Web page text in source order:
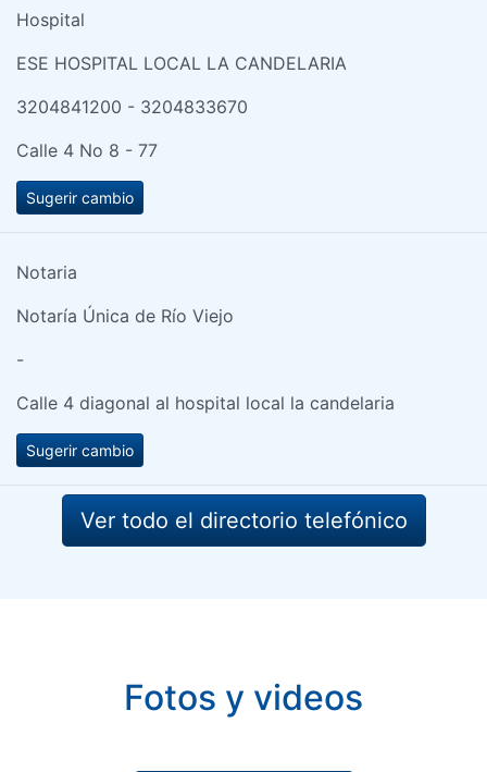
Hospital
ESE HOSPITAL LOCAL LA CANDELARIA
3204841200 - 3204833670
Calle 4 No 8 - 77
Sugerir cambio
Notaria
Notaría Única de Río Viejo
-
Calle 4 diagonal al hospital local la candelaria
Sugerir cambio
Ver todo el directorio telefónico
Fotos y videos